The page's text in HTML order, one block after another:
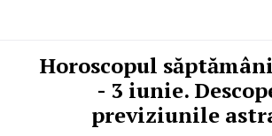
Horoscopul
- 3 iunie.
previziunile